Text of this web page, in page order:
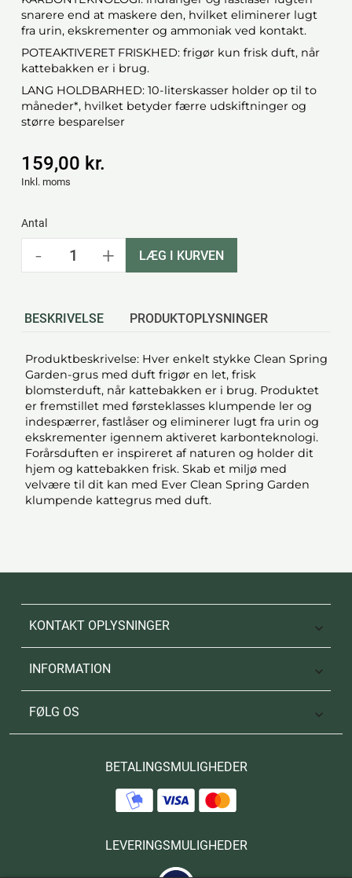
snarere end at maskere den, hvilket eliminerer lugt
fra urin, ekskrementer og ammoniak ved kontakt.
POTEAKTIVERET FRISKHED: frigør kun frisk duft, når
kattebakken er i brug.
LANG HOLDBARHED: 10-literskasser holder op til to
måneder*, hvilket betyder færre udskiftninger og
større besparelser
159,00 kr.
Inkl. moms
Antal
- + LÆG I KURVEN
BESKRIVELSE PRODUKTOPLYSNINGER
Produktbeskrivelse: Hver enkelt stykke Clean Spring
Garden-grus med duft frigør en let, frisk
blomsterduft, når kattebakken er i brug. Produktet
er fremstillet med førsteklasses klumpende ler og
indespærrer, fastlåser og eliminerer lugt fra urin og
ekskrementer igennem aktiveret karbonteknologi.
Forårsduften er inspireret af naturen og holder dit
hjem og kattebakken frisk. Skab et miljø med
velvære til dit kan med Ever Clean Spring Garden
klumpende kattegrus med duft.
KONTAKT OPLYSNINGER 
INFORMATION 
FØLG OS 
BETALINGSMULIGHEDER
LEVERINGSMULIGHEDER